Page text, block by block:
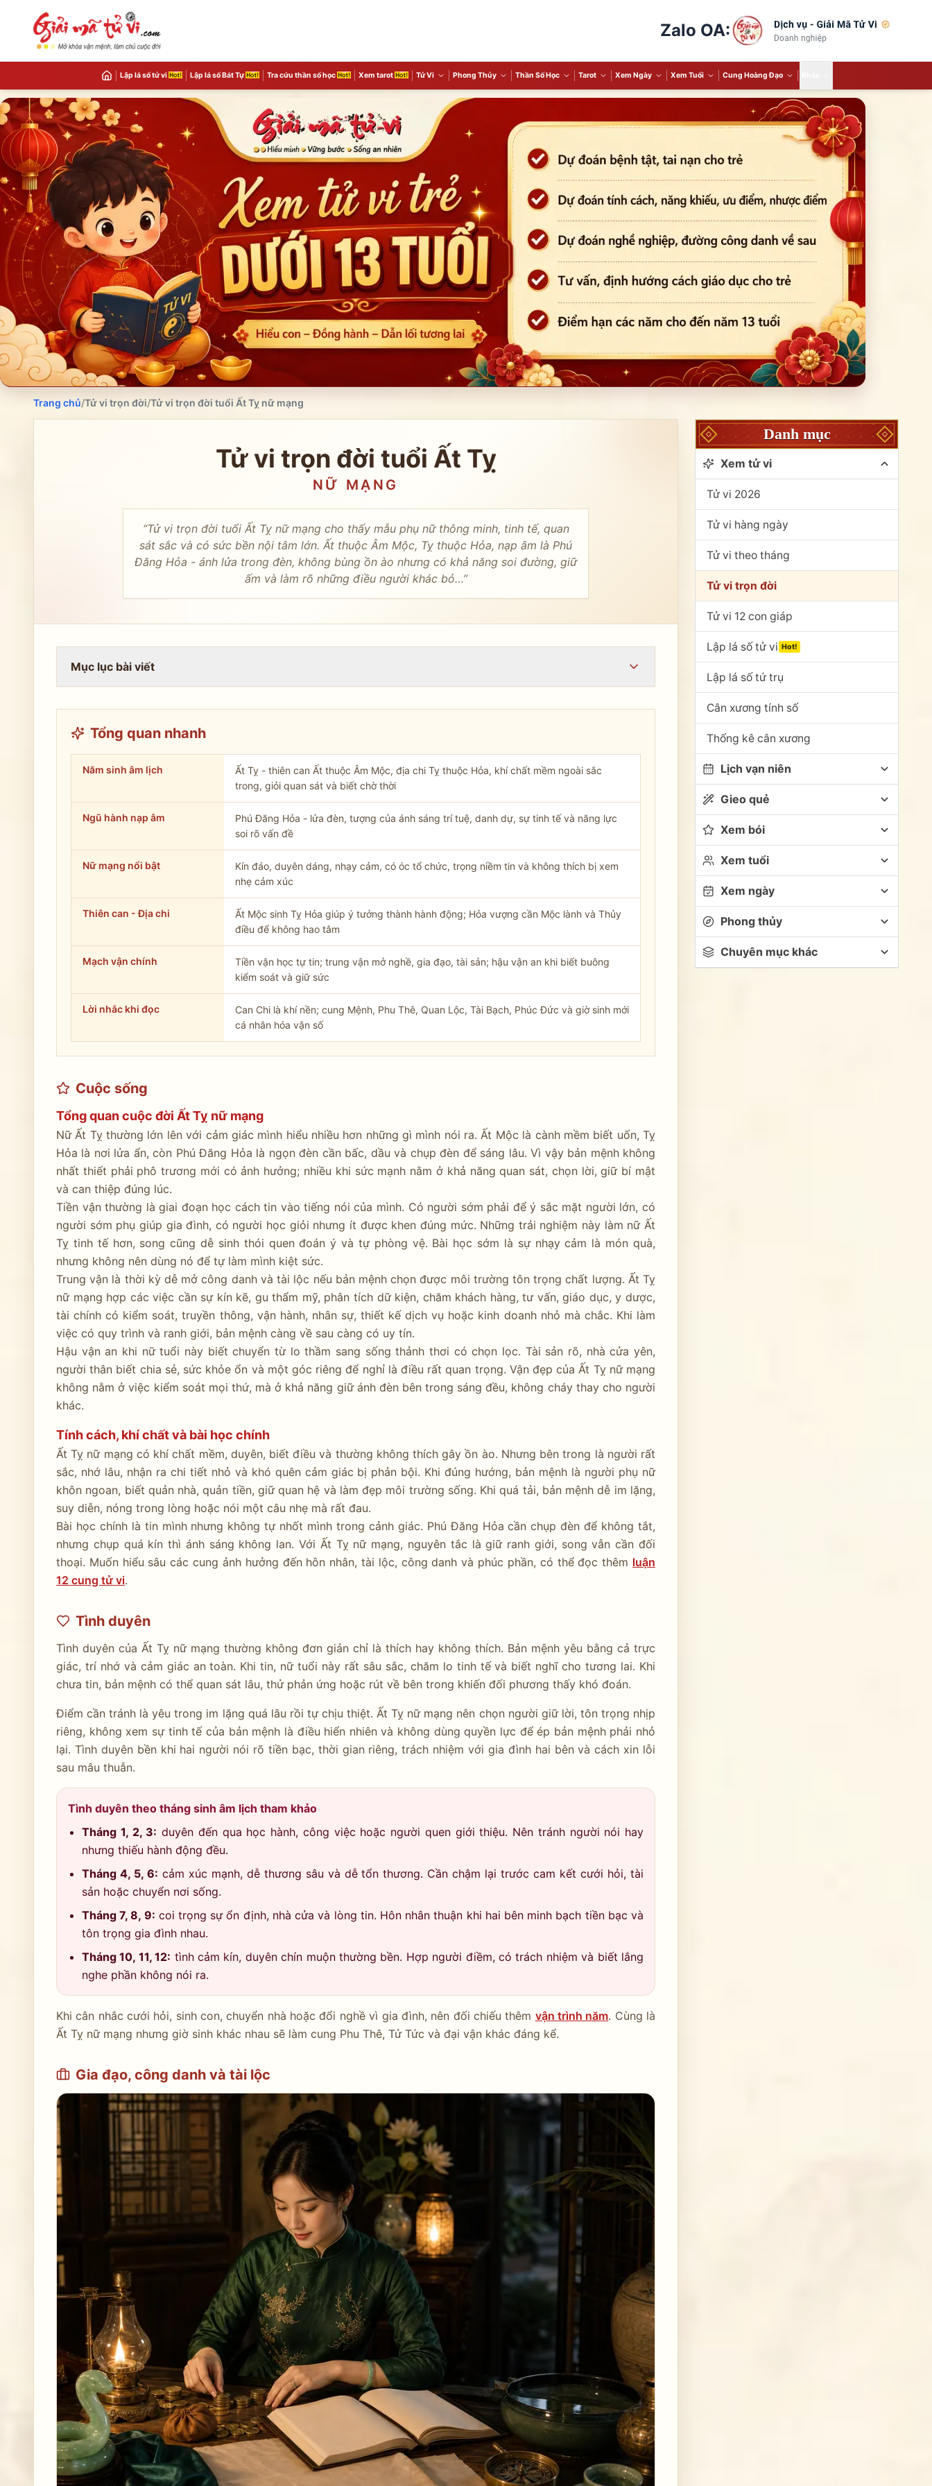
Zalo OA:
Lập lá số tử vi Lập lá số Bát Tự Tra cứu thần số học Xem tarot Tử Vi Phong Thủy Thần Số Học Tarot Xem Ngày Xem Tuổi Cung Hoàng Đạo
Trang chủ/Tử vi trọn đời/Tử vi trọn đời tuổi Ất Tỵ nữ mạng
Tử vi trọn đời tuổi Ất Tỵ
NỮ MẠNG
“Tử vi trọn đời tuổi Ất Tỵ nữ mạng cho thấy mẫu phụ nữ thông minh, tinh tế, quan
sát sắc và có sức bền nội tâm lớn. Ất thuộc Âm Mộc, Tỵ thuộc Hỏa, nạp âm là Phú
Đăng Hỏa - ánh lửa trong đèn, không bùng ồn ào nhưng có khả năng soi đường, giữ
ấm và làm rõ những điều người khác bỏ…”
Mục lục bài viết
Tổng quan nhanh
Năm sinh âm lịch
Ất Tỵ - thiên can Ất thuộc Âm Mộc, địa chi Tỵ thuộc Hỏa, khí chất mềm ngoài sắc
trong, giỏi quan sát và biết chờ thời
Ngũ hành nạp âm
Phú Đăng Hỏa - lửa đèn, tượng của ánh sáng trí tuệ, danh dự, sự tinh tế và năng lực
soi rõ vấn đề
Nữ mạng nổi bật
Kín đáo, duyên dáng, nhạy cảm, có óc tổ chức, trọng niềm tin và không thích bị xem
nhẹ cảm xúc
Thiên can - Địa chi
Ất Mộc sinh Tỵ Hỏa giúp ý tưởng thành hành động; Hỏa vượng cần Mộc lành và Thủy
điều để không hao tâm
Mạch vận chính
Tiền vận học tự tin; trung vận mở nghề, gia đạo, tài sản; hậu vận an khi biết buông
kiểm soát và giữ sức
Lời nhắc khi đọc
Can Chi là khí nền; cung Mệnh, Phu Thê, Quan Lộc, Tài Bạch, Phúc Đức và giờ sinh mới
cá nhân hóa vận số
Cuộc sống
Tổng quan cuộc đời Ất Tỵ nữ mạng
Nữ Ất Tỵ thường lớn lên với cảm giác mình hiểu nhiều hơn những gì mình nói ra. Ất Mộc là cành mềm biết uốn, Tỵ
Hỏa là nơi lửa ẩn, còn Phú Đăng Hỏa là ngọn đèn cần bấc, dầu và chụp đèn để sáng lâu. Vì vậy bản mệnh không
nhất thiết phải phô trương mới có ảnh hưởng; nhiều khi sức mạnh nằm ở khả năng quan sát, chọn lời, giữ bí mật
và can thiệp đúng lúc.
Tiền vận thường là giai đoạn học cách tin vào tiếng nói của mình. Có người sớm phải để ý sắc mặt người lớn, có
người sớm phụ giúp gia đình, có người học giỏi nhưng ít được khen đúng mức. Những trải nghiệm này làm nữ Ất
Tỵ tinh tế hơn, song cũng dễ sinh thói quen đoán ý và tự phòng vệ. Bài học sớm là sự nhạy cảm là món quà,
nhưng không nên dùng nó để tự làm mình kiệt sức.
Trung vận là thời kỳ dễ mở công danh và tài lộc nếu bản mệnh chọn được môi trường tôn trọng chất lượng. Ất Tỵ
nữ mạng hợp các việc cần sự kín kẽ, gu thẩm mỹ, phân tích dữ kiện, chăm khách hàng, tư vấn, giáo dục, y dược,
tài chính có kiểm soát, truyền thông, vận hành, nhân sự, thiết kế dịch vụ hoặc kinh doanh nhỏ mà chắc. Khi làm
việc có quy trình và ranh giới, bản mệnh càng về sau càng có uy tín.
Hậu vận an khi nữ tuổi này biết chuyển từ lo thầm sang sống thảnh thơi có chọn lọc. Tài sản rõ, nhà cửa yên,
người thân biết chia sẻ, sức khỏe ổn và một góc riêng để nghỉ là điều rất quan trọng. Vận đẹp của Ất Tỵ nữ mạng
không nằm ở việc kiểm soát mọi thứ, mà ở khả năng giữ ánh đèn bên trong sáng đều, không cháy thay cho người
khác.
Tính cách, khí chất và bài học chính
Ất Tỵ nữ mạng có khí chất mềm, duyên, biết điều và thường không thích gây ồn ào. Nhưng bên trong là người rất
sắc, nhớ lâu, nhận ra chi tiết nhỏ và khó quên cảm giác bị phản bội. Khi đúng hướng, bản mệnh là người phụ nữ
khôn ngoan, biết quản nhà, quản tiền, giữ quan hệ và làm đẹp môi trường sống. Khi quá tải, bản mệnh dễ im lặng,
suy diễn, nóng trong lòng hoặc nói một câu nhẹ mà rất đau.
Bài học chính là tin mình nhưng không tự nhốt mình trong cảnh giác. Phú Đăng Hỏa cần chụp đèn để không tắt,
nhưng chụp quá kín thì ánh sáng không lan. Với Ất Tỵ nữ mạng, nguyên tắc là giữ ranh giới, song vẫn cần đối
thoại. Muốn hiểu sâu các cung ảnh hưởng đến hôn nhân, tài lộc, công danh và phúc phần, có thể đọc thêm luận
12 cung tử vi.
Tình duyên
Tình duyên của Ất Tỵ nữ mạng thường không đơn giản chỉ là thích hay không thích. Bản mệnh yêu bằng cả trực
giác, trí nhớ và cảm giác an toàn. Khi tin, nữ tuổi này rất sâu sắc, chăm lo tinh tế và biết nghĩ cho tương lai. Khi
chưa tin, bản mệnh có thể quan sát lâu, thử phản ứng hoặc rút về bên trong khiến đối phương thấy khó đoán.
Điểm cần tránh là yêu trong im lặng quá lâu rồi tự chịu thiệt. Ất Tỵ nữ mạng nên chọn người giữ lời, tôn trọng nhịp
riêng, không xem sự tinh tế của bản mệnh là điều hiển nhiên và không dùng quyền lực để ép bản mệnh phải nhỏ
lại. Tình duyên bền khi hai người nói rõ tiền bạc, thời gian riêng, trách nhiệm với gia đình hai bên và cách xin lỗi
sau mâu thuẫn.
Tình duyên theo tháng sinh âm lịch tham khảo
Tháng 1, 2, 3: duyên đến qua học hành, công việc hoặc người quen giới thiệu. Nên tránh người nói hay
nhưng thiếu hành động đều.
Tháng 4, 5, 6: cảm xúc mạnh, dễ thương sâu và dễ tổn thương. Cần chậm lại trước cam kết cưới hỏi, tài
sản hoặc chuyển nơi sống.
Tháng 7, 8, 9: coi trọng sự ổn định, nhà cửa và lòng tin. Hôn nhân thuận khi hai bên minh bạch tiền bạc và
tôn trọng gia đình nhau.
Tháng 10, 11, 12: tình cảm kín, duyên chín muộn thường bền. Hợp người điềm, có trách nhiệm và biết lắng
nghe phần không nói ra.
Khi cân nhắc cưới hỏi, sinh con, chuyển nhà hoặc đổi nghề vì gia đình, nên đối chiếu thêm vận trình năm. Cùng là
Ất Tỵ nữ mạng nhưng giờ sinh khác nhau sẽ làm cung Phu Thê, Tử Tức và đại vận khác đáng kể.
Gia đạo, công danh và tài lộc
Danh mục
Xem tử vi
Tử vi 2026
Tử vi hàng ngày
Tử vi theo tháng
Tử vi trọn đời
Tử vi 12 con giáp
Lập lá số tử vi Hot!
Lập lá số tứ trụ
Cân xương tính số
Thống kê cân xương
Lịch vạn niên
Gieo quẻ
Xem bói
Xem tuổi
Xem ngày
Phong thủy
Chuyên mục khác